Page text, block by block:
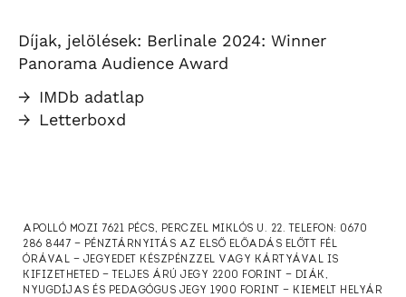
Díjak, jelölések: Berlinale 2024: Winner
Panorama Audience Award
→ IMDb adatlap
→ Letterboxd
APOLLÓ MOZI 7621 PÉCS, PERCZEL MIKLÓS U. 22. TELEFON: 0670
286 8447 — PÉNZTÁRNYITÁS AZ ELSŐ ELŐADÁS ELŐTT FÉL
ÓRÁVAL — JEGYEDET KÉSZPÉNZZEL VAGY KÁRTYÁVAL IS
KIFIZETHETED — TELJES ÁRÚ JEGY 2200 FORINT — DIÁK,
NYUGDÍJAS ÉS PEDAGÓGUS JEGY 1900 FORINT — KIEMELT HELYÁR